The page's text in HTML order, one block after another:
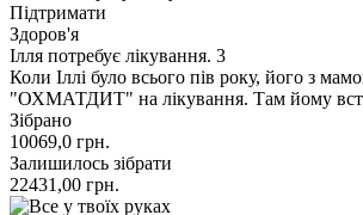
Підтримати
Здоров'я
Ілля потребує лікування. 3
Коли Іллі було всього пів року, його з
"ОХМАТДИТ" на лікування. Там йому
Зібрано
10069,0 грн.
Залишилось зібрати
22431,00 грн.